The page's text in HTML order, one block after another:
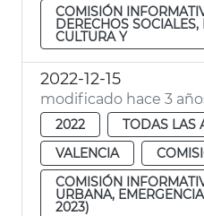
COMISIÓN
DERECHOS
CULTURA Y
2022-12-15
modificado hace 3
2022
TODAS LAS
VALENCIA
COMISIÓN
URBANA,
2023)